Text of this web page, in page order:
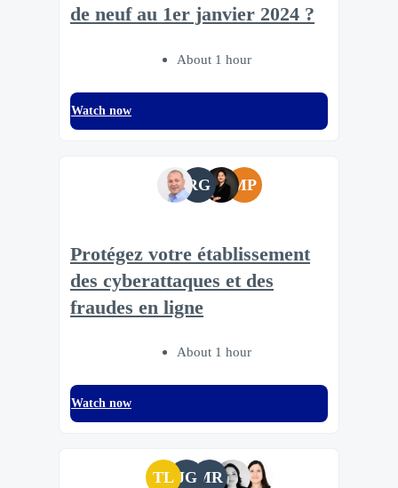
de neuf au 1er janvier 2024 ?
About 1 hour
Watch now
RG MP
Protégez votre établissement
des cyberattaques et des
fraudes en ligne
About 1 hour
Watch now
TL JGMR